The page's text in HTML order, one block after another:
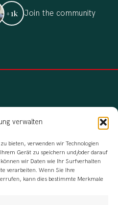
verwalten
bieten, verwenden wir Technologien
Gerät zu speichern und/oder darauf
wir Daten wie Ihr Surfverhalten
verarbeiten. Wenn Sie Ihre
kann dies bestimmte Merkmale
+1k Join the community